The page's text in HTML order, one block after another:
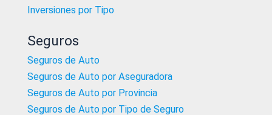
Inversiones por Tipo
Seguros
Seguros de Auto
Seguros de Auto por Aseguradora
Seguros de Auto por Provincia
Seguros de Auto por Tipo de Seguro